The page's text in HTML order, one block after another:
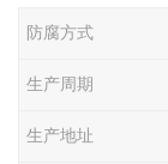
防腐方式
生产周期
生产地址